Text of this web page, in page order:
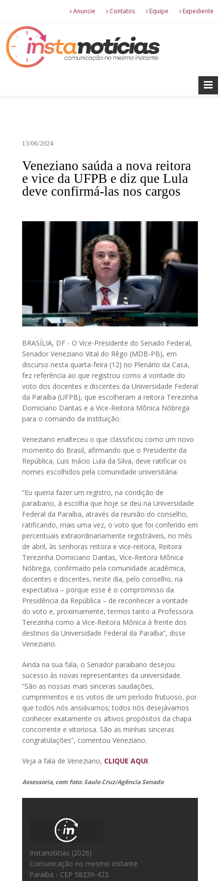
Anuncie Contatos Equipe Expediente
13/06/2024
Veneziano saúda a nova reitora
e vice da UFPB e diz que Lula
deve confirmá-las nos cargos
BRASÍLIA, DF - O Vice-Presidente do Senado Federal,
Senador Veneziano Vital do Rêgo (MDB-PB), em
discurso nesta quarta-feira (12) no Plenário da Casa,
fez referência ao que registrou como a vontade do
voto dos docentes e discentes da Universidade Federal
da Paraíba (UFPB), que escolheram a reitora Terezinha
Domiciano Dantas e a Vice-Reitora Mônica Nóbrega
para o comando da instituição.
Veneziano enalteceu o que classificou como um novo
momento do Brasil, afirmando que o Presidente da
República, Luis Inácio Lula da Silva, deve ratificar os
nomes escolhidos pela comunidade universitária.
“Eu queria fazer um registro, na condição de
paraibano, à escolha que hoje se deu na Universidade
Federal da Paraíba, através da reunião do conselho,
ratificando, mais uma vez, o voto que foi conferido em
percentuais extraordinariamente registráveis, no mês
de abril, às senhoras reitora e vice-reitora, Reitora
Terezinha Domiciano Dantas, Vice-Reitora Mônica
Nóbrega, confirmado pela comunidade acadêmica,
docentes e discentes, neste dia, pelo conselho, na
expectativa – porque esse é o compromisso da
Presidência da República – de reconhecer a vontade
do voto e, proximamente, termos tanto a Professora.
Terezinha como a Vice-Reitora Mônica à frente dos
destinos da Universidade Federal da Paraíba”, disse
Veneziano.
Ainda na sua fala, o Senador paraibano desejou
sucesso às novas representantes da universidade.
“São as nossas mais sinceras saudações,
cumprimentos e os votos de um período frutuoso, por
que todos nós ansiávamos; todos nós desejávamos
conhecer exatamente os altivos propósitos da chapa
concorrente e vitoriosa. São as minhas sinceras
congratulações”, comentou Veneziano.
Veja a fala de Veneziano, CLIQUE AQUI.
Assessoria, com foto: Saulo Cruz/Agência Senado
Instanotícias (2026)
Comunicação no mesmo instante
Paraíba - CEP 58239-423.